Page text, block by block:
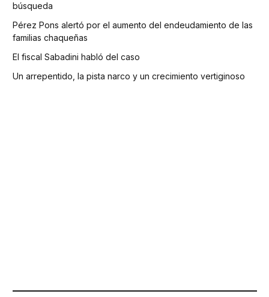
búsqueda
Pérez Pons alertó por el aumento del endeudamiento de las
familias chaqueñas
El fiscal Sabadini habló del caso
Un arrepentido, la pista narco y un crecimiento vertiginoso